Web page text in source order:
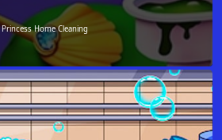
Princess Home Cleaning